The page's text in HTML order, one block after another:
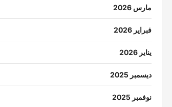
مارس 2026
فبراير 2026
يناير 2026
ديسمبر 2025
نوفمبر 2025